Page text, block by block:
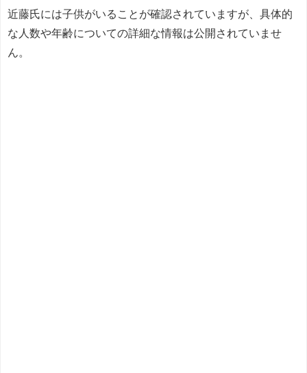
近藤氏には子供がいることが確認されていますが、具体的
な人数や年齢についての詳細な情報は公開されていませ
ん。